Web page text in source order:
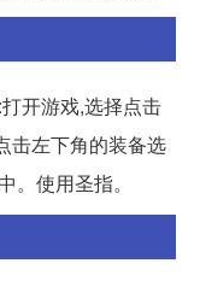
开游戏,选择点击
击左下角的装备选
。使用圣指。